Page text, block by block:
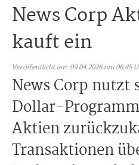
News Corp
kauft ein
Veröffentlicht am: 09.04.2026 um 06:45
News Corp
Dollar-
Aktien
Transaktionen